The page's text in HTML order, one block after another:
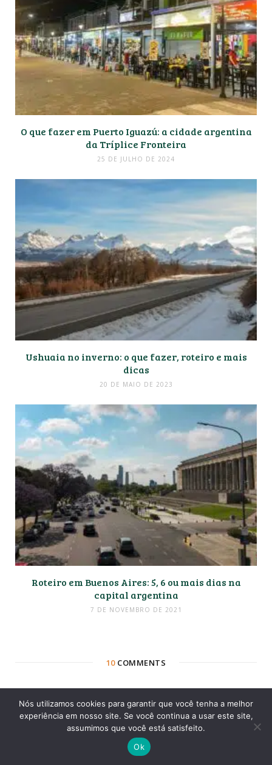
O que fazer em Puerto Iguazú: a cidade argentina
da Tríplice Fronteira
25 DE JULHO DE 2024
Ushuaia no inverno: o que fazer, roteiro e mais
dicas
20 DE MAIO DE 2023
Roteiro em Buenos Aires: 5, 6 ou mais dias na
capital argentina
7 DE NOVEMBRO DE 2021
10COMMENTS
Warley Fernando Carvalho de Sousa
4 ANOS AGO
REPLY
Se eu já tiver um pacote de 5 dias com hotel e passagens
Nós utilizamos cookies para garantir que você tenha a melhor
experiência em nosso site. Se você continua a usar este site,
assumimos que você está satisfeito.
Ok